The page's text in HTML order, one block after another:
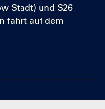
Stadt) und S26
fährt auf dem